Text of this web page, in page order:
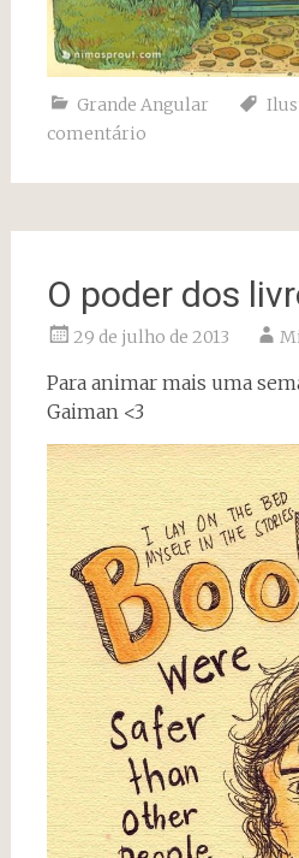
Grande Angular
comentário
O poder dos
29 de julho de 2013
Para animar mais uma
Gaiman <3